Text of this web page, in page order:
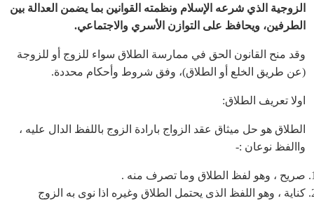
الزوجية الذي شرعه الإسلام ونظمته القوانين بما يضمن العدالة بين
الطرفين، ويحافظ على التوازن الأسري والاجتماعي.
وقد منح القانون الحق في ممارسة الطلاق سواء للزوج أو للزوجة
(عن طريق الخلع أو الطلاق)، وفق شروط وأحكام محددة.
اولا تعريف الطلاق:
الطلاق هو حل ميثاق عقد الزواج بارادة الزوج باللفظ الدال عليه ،
واالفظ نوعان :-
صريح ، وهو لفظ الطلاق وما تصرف منه .
كناية ، وهو اللفظ الذى يحتمل الطلاق وغيره اذا نوى به الزوج